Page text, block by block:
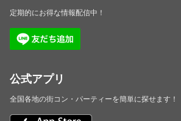
定期的にお得な情報配信中！
公式アプリ
全国各地の街コン・パーティーを簡単に探せます！